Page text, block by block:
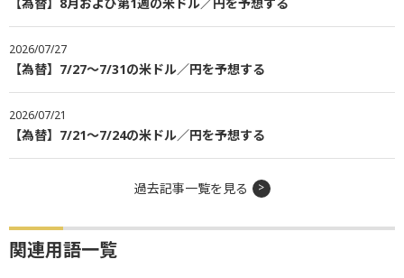
【為替】8月および第1週の米ドル／円を予想する
2026/07/27
【為替】7/27～7/31の米ドル／円を予想する
2026/07/21
【為替】7/21～7/24の米ドル／円を予想する
過去記事一覧を見る
関連用語一覧